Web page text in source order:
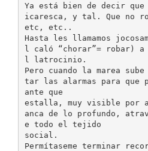
Ya está bien de decir que
icaresca, y tal. Que no
etc, etc..
Hasta les llamamos
l caló “chorar”= robar)
l latrocinio.
Pero cuando la marea
tar las alarmas para que
ante que
estalla, muy visible por
anca de lo profundo,
e todo el tejido
social.
Permítaseme terminar